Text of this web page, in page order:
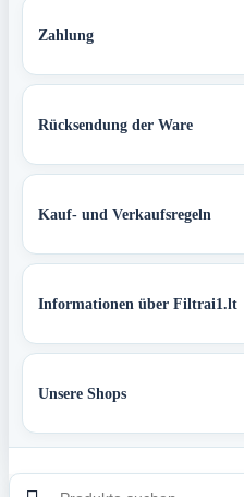
Zahlung
Rücksendung der Ware
Kauf- und Verkaufsregeln
Informationen über Filtrai1.lt
Unsere Shops